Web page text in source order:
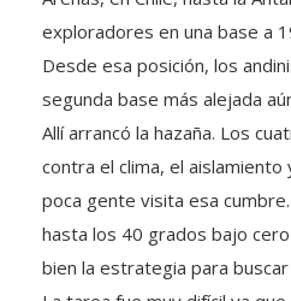
exploradores en una base a
Desde esa posición, los
segunda base más alejada
Allí arrancó la hazaña. Los
contra el clima, el
poca gente visita esa
hasta los 40 grados bajo
bien la estrategia para buscar